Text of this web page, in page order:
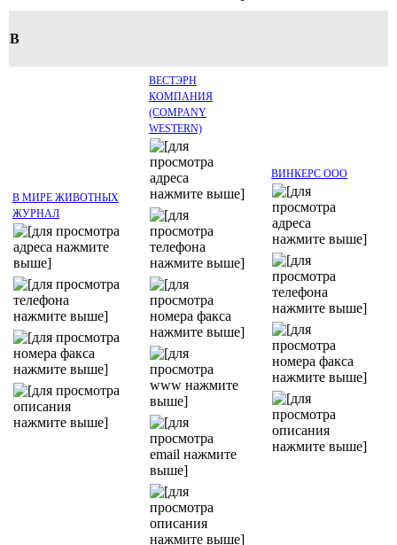
В
В МИРЕ ЖИВОТНЫХ
ЖУРНАЛ
ВЕСТЭРН
КОМПАНИЯ
(COMPANY
WESTERN)
ВИНКЕРС ООО